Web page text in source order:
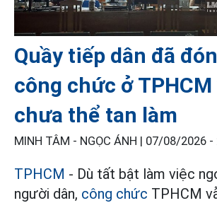
Quầy tiếp dân đã
công chức ở TPHCM
chưa thể tan làm
MINH TÂM - NGỌC ÁNH | 07/08/2026 -
TPHCM - Dù tất bật làm việc
người dân, công chức TPHCM